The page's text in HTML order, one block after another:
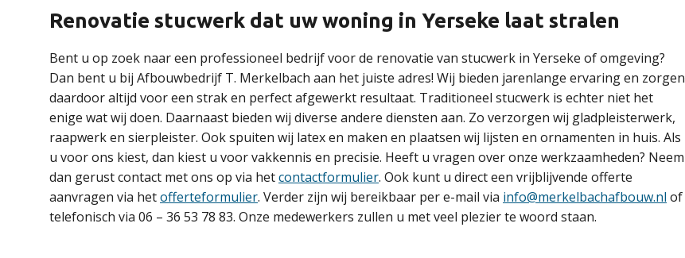
Renovatie stucwerk dat uw woning in Yerseke laat stralen
Bent u op zoek naar een professioneel bedrijf voor de renovatie van stucwerk in Yerseke of omgeving?
Dan bent u bij Afbouwbedrijf T. Merkelbach aan het juiste adres! Wij bieden jarenlange ervaring en zorgen
daardoor altijd voor een strak en perfect afgewerkt resultaat. Traditioneel stucwerk is echter niet het
enige wat wij doen. Daarnaast bieden wij diverse andere diensten aan. Zo verzorgen wij gladpleisterwerk,
raapwerk en sierpleister. Ook spuiten wij latex en maken en plaatsen wij lijsten en ornamenten in huis. Als
u voor ons kiest, dan kiest u voor vakkennis en precisie. Heeft u vragen over onze werkzaamheden? Neem
dan gerust contact met ons op via hetcontactformulier. Ook kunt u direct een vrijblijvende offerte
aanvragen via hetofferteformulier. Verder zijn wij bereikbaar per e-mail via info@merkelbachafbouw.nl of
telefonisch via 06 – 36 53 78 83. Onze medewerkers zullen u met veel plezier te woord staan.